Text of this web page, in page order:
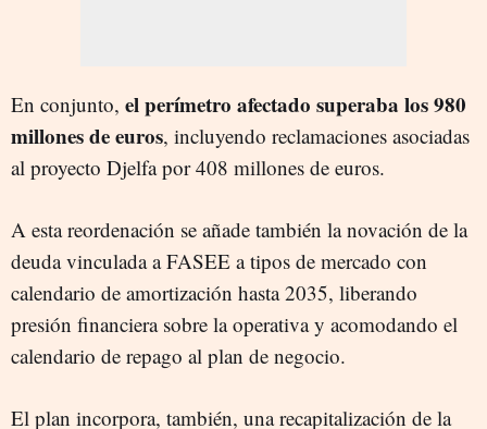
En conjunto, el perímetro afectado superaba los 980
millones de euros, incluyendo reclamaciones asociadas
al proyecto Djelfa por 408 millones de euros.
A esta reordenación se añade también la novación de la
deuda vinculada a FASEE a tipos de mercado con
calendario de amortización hasta 2035, liberando
presión financiera sobre la operativa y acomodando el
calendario de repago al plan de negocio.
El plan incorpora, también, una recapitalización de la